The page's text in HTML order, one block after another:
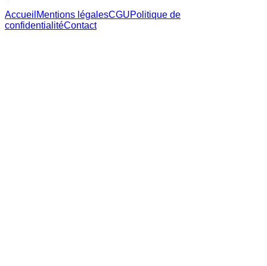
Accueil Mentions légalesCGUPolitique de
confidentialitéContact